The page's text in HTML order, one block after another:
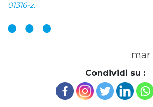
01316-z.
mar
Condividi su :